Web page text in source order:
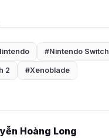
#Nintendo Switch
2 #Xenoblade
Hoàng Long